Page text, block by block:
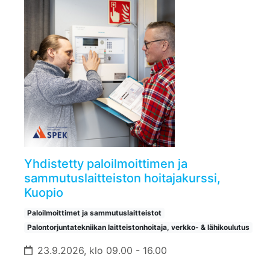
Yhdistetty paloilmoittimen ja
sammutuslaitteiston hoitajakurssi,
Kuopio
Paloilmoittimet ja sammutuslaitteistot
Palontorjuntatekniikan laitteistonhoitaja, verkko- & lähikoulutus
23.9.2026, klo 09.00 - 16.00